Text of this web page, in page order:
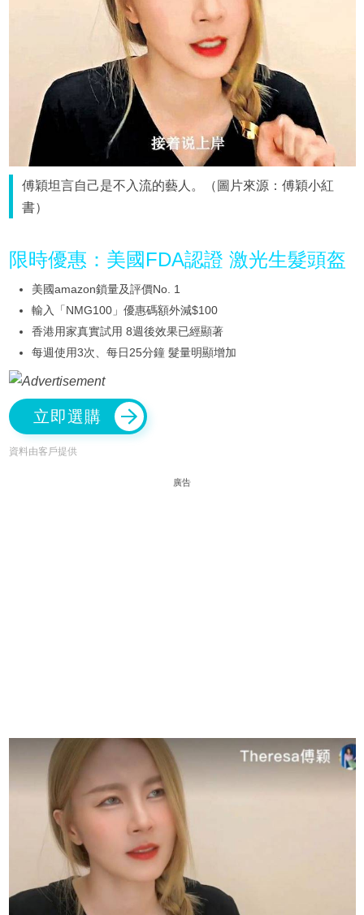
傅穎坦言自己是不入流的藝人。（圖片來源：傅穎小紅
書）
限時優惠：美國FDA認證 激光生髮頭盔
美國amazon鎖量及評價No. 1
輸入「NMG100」優惠碼額外減$100
香港用家真實試用 8週後效果已經顯著
每週使用3次、每日25分鐘 髮量明顯增加
立即選購
資料由客戶提供
廣告